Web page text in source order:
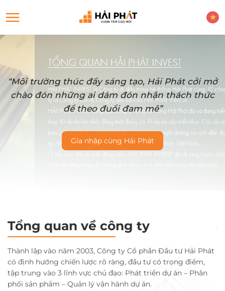
“Môi trường thúc đẩy sáng tạo, Hải Phát cởi mở
chào đón những ai dám đón nhận thách thức
để theo đuổi đam mê”
Gia nhập cùng Hải Phát
Tổng quan về công ty
Thành lập vào năm 2003, Công ty Cổ phần Đầu tư Hải Phát
có định hướng chiến lược rõ ràng, đầu tư có trọng điểm,
tập trung vào 3 lĩnh vực chủ đạo: Phát triển dự án – Phân
phối sản phẩm – Quản lý vận hành dự án.